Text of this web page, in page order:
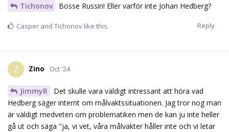
Tichonov Bosse Russin! Eller varför inte Johan Hedberg?
Reply
Casper and Tichonov like this.
Z Zino Oct '24
JimmyR
Det skulle vara väldigt intressant att höra vad
Hedberg säger internt om målvaktssituationen. Jag tror nog man
är väldigt medveten om problematiken men de kan ju inte heller
gå ut och säga "ja, vi vet, våra målvakter håller inte och vi letar